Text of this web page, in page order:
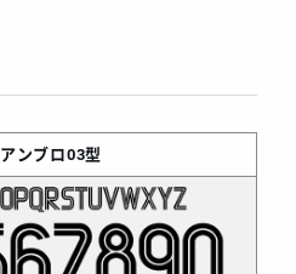
アンブロ03型